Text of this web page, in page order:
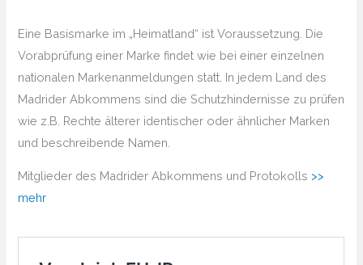
Eine Basismarke im „Heimatland“ ist Voraussetzung. Die
Vorabprüfung einer Marke findet wie bei einer einzelnen
nationalen Markenanmeldungen statt. In jedem Land des
Madrider Abkommens sind die Schutzhindernisse zu prüfen
wie z.B. Rechte älterer identischer oder ähnlicher Marken
und beschreibende Namen.
Mitglieder des Madrider Abkommens und Protokolls >>
mehr